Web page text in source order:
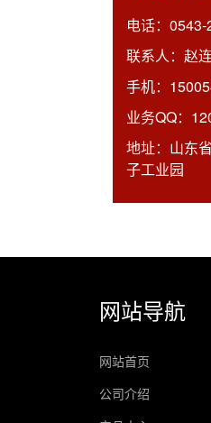
电话： 0543-
联系人： 赵
手机：
业务QQ：
地址： 山东
子工业园
网站导航
网站首页
公司介绍